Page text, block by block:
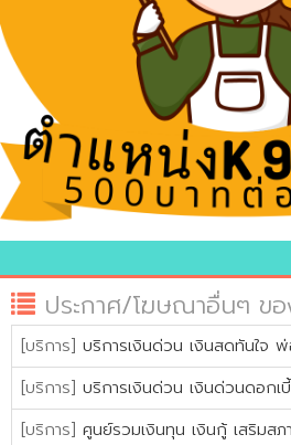
ประกาศ/โฆษณาอื่นๆ ข
[บริการ] บริการเงินด่วน เงินสดทันใจ
[บริการ] บริการเงินด่วน เงินด่วนดอก
[บริการ] ศูนย์รวมเงินทุน เงินกู้ เสริมส